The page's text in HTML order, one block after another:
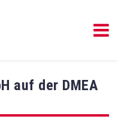
auf der DMEA